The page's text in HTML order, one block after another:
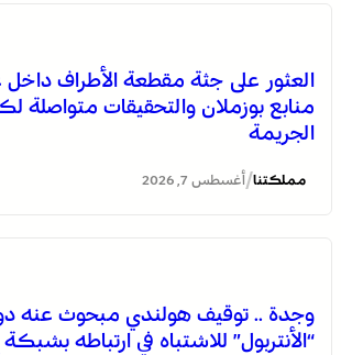
العثور على جثة مقطعة الأطراف
منابع بوزملان والتحقيقات
الجريمة
مملكتنا/ أغسطس 7, 2026
وجدة .. توقيف هولندي مبحوث عنه
“الأنتربول” للاشتباه في ارتباطه
لسان الهدهد !